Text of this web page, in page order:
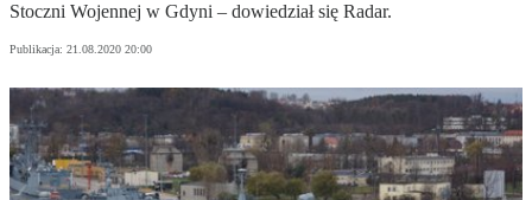
Stoczni Wojennej w Gdyni – dowiedział się Radar.
Publikacja: 21.08.2020 20:00